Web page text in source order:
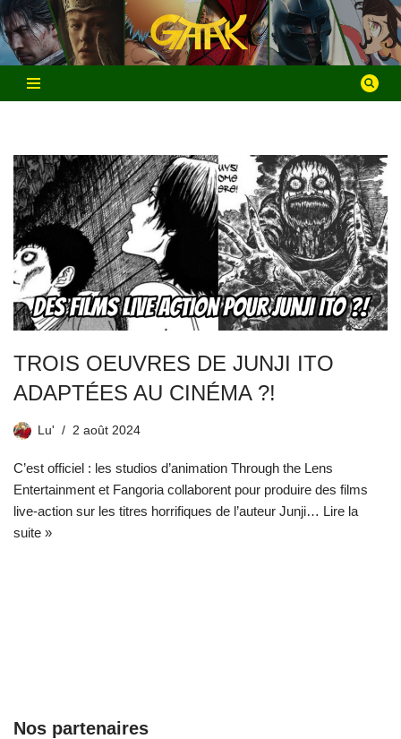
Aller
au
contenu
TROIS OEUVRES DE JUNJI ITO
ADAPTÉES AU CINÉMA ?!
Lu' 2 août 2024
C’est officiel : les studios d’animation Through the Lens
Entertainment et Fangoria collaborent pour produire des films
live-action sur les titres horrifiques de l’auteur Junji… Lire la
suite »
Nos partenaires